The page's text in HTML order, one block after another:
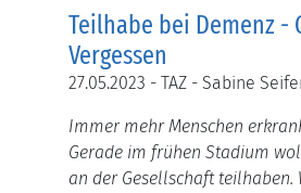
Teilhabe bei Demenz -
Vergessen
27.05.2023 - TAZ - Sabine
Immer mehr Menschen
Gerade im frühen Stadium
an der Gesellschaft teilhaben.